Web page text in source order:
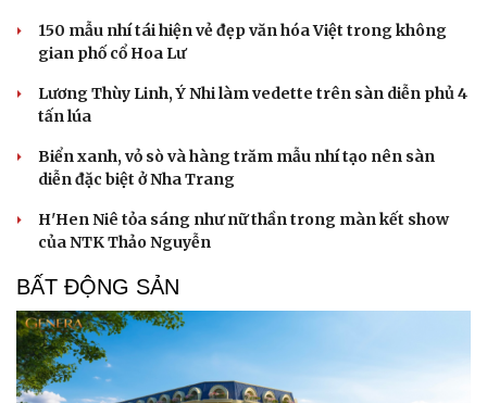
Sức khỏe
Đời sống
150 mẫu nhí tái hiện vẻ đẹp văn hóa Việt trong không
gian phố cổ Hoa Lư
Lương Thùy Linh, Ý Nhi làm vedette trên sàn diễn phủ 4
tấn lúa
Biển xanh, vỏ sò và hàng trăm mẫu nhí tạo nên sàn
diễn đặc biệt ở Nha Trang
H'Hen Niê tỏa sáng như nữ thần trong màn kết show
của NTK Thảo Nguyễn
BẤT ĐỘNG SẢN